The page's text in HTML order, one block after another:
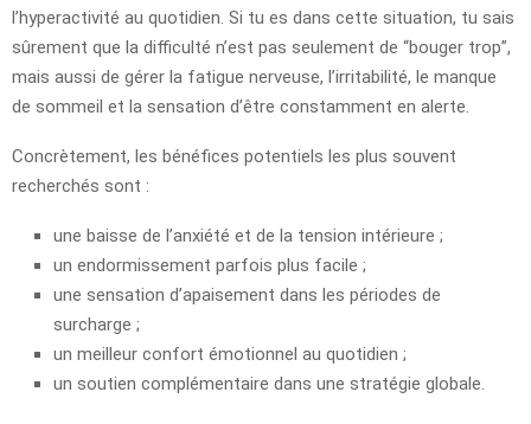
l’hyperactivité au quotidien. Si tu es dans cette situation, tu sais
sûrement que la difficulté n’est pas seulement de “bouger trop”,
mais aussi de gérer la fatigue nerveuse, l’irritabilité, le manque
de sommeil et la sensation d’être constamment en alerte.
Concrètement, les bénéfices potentiels les plus souvent
recherchés sont :
une baisse de l’anxiété et de la tension intérieure ;
un endormissement parfois plus facile ;
une sensation d’apaisement dans les périodes de
surcharge ;
un meilleur confort émotionnel au quotidien ;
un soutien complémentaire dans une stratégie globale.